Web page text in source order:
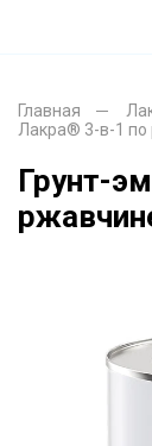
Главная
Лакра® 3-в-1 по
Грунт-